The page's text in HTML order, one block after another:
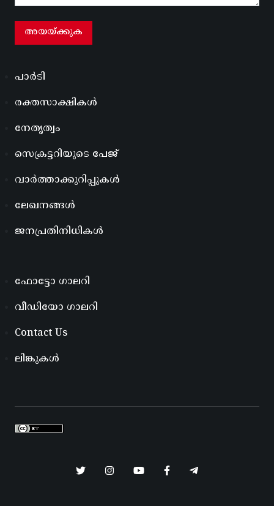
പാർടി
രക്തസാക്ഷികൾ
നേതൃത്വം
സെക്രട്ടറിയുടെ പേജ്
വാർത്താക്കുറിപ്പുകൾ
ലേഖനങ്ങൾ
ജനപ്രതിനിധികൾ
ഫോട്ടോ ഗാലറി
വീഡിയോ ഗാലറി
Contact Us
ലിങ്കുകൾ